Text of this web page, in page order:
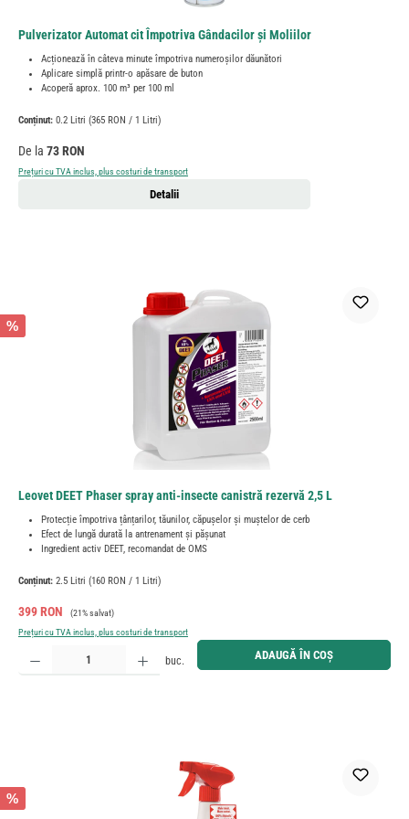
Pulverizator Automat cit Împotriva Gândacilor și Moliilor
Acționează în câteva minute împotriva numeroșilor dăunători
Aplicare simplă printr-o apăsare de buton
Acoperă aprox. 100 m³ per 100 ml
Conținut: 0.2 Litri (365 RON / 1 Litri)
Preț obișnuit:
De la 73 RON
Prețuri cu TVA inclus, plus costuri de transport
Detalii
%
Leovet DEET Phaser spray anti-insecte canistră rezervă 2,5 L
Protecție împotriva țânțarilor, tăunilor, căpușelor și muștelor de cerb
Efect de lungă durată la antrenament și pășunat
Ingredient activ DEET, recomandat de OMS
Conținut: 2.5 Litri (160 RON / 1 Litri)
Preț de vânzare:
399 RON Preț obișnuit:
(21% salvat)
Prețuri cu TVA inclus, plus costuri de transport
Cantitate produs: Introduceți cantitatea dorită sau utilizați butoanele pentru a mări sau micșora
buc. ADAUGĂ ÎN COȘ
%